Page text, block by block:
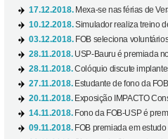
17.12.2018. Mexa-se nas férias de
10.12.2018.Simulador realiza treino
03.12.2018. FOB seleciona
28.11.2018. USP-Bauru é premiada
28.11.2018.Colóquio discute
27.11.2018. Estudante de fono da
20.11.2018. Exposição IMPACTO
14.11.2018. Fono da FOB-USP é
09.11.2018. FOB premiada em estudo